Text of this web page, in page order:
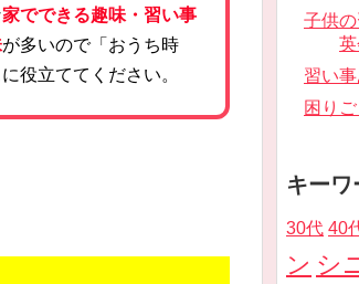
家でできる趣味・習い事
が多いので「おうち時
役立ててください。
子供
習い
困り
キーワ
30代 40
ン シ